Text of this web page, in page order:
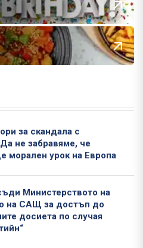
за скандала с
не забравяме, че
морален урок на Европа
Министерството на
на САЩ за достъп до
досиета по случая